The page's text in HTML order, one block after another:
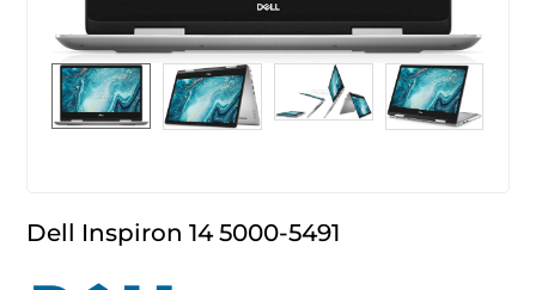
Dell Inspiron 14 5000-5491